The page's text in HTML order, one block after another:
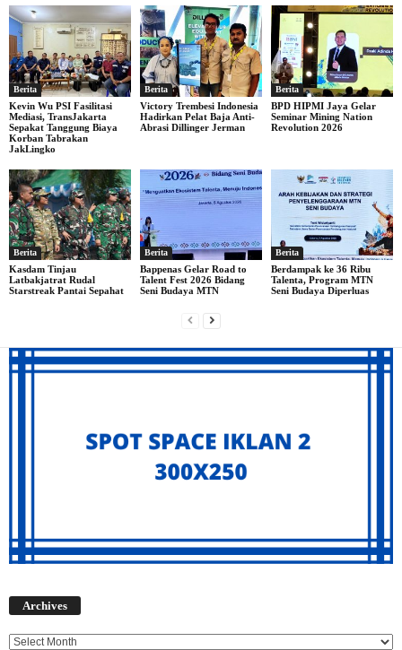
Berita
Kevin Wu PSI Fasilitasi
Mediasi, TransJakarta
Sepakat Tanggung Biaya
Korban Tabrakan
JakLingko
Berita
Victory Trembesi Indonesia
Hadirkan Pelat Baja Anti-
Abrasi Dillinger Jerman
Berita
BPD HIPMI Jaya Gelar
Seminar Mining Nation
Revolution 2026
Berita
Kasdam Tinjau
Latbakjatrat Rudal
Starstreak Pantai Sepahat
Berita
Bappenas Gelar Road to
Talent Fest 2026 Bidang
Seni Budaya MTN
Berita
Berdampak ke 36 Ribu
Talenta, Program MTN
Seni Budaya Diperluas
Archives